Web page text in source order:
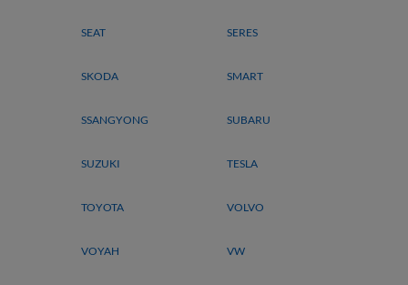
SEAT SERES
SKODA SMART
SSANGYONG SUBARU
SUZUKI TESLA
TOYOTA VOLVO
VOYAH VW